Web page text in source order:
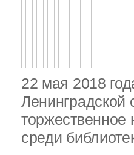
22 мая 2018
Ленинградской
торжественное
среди